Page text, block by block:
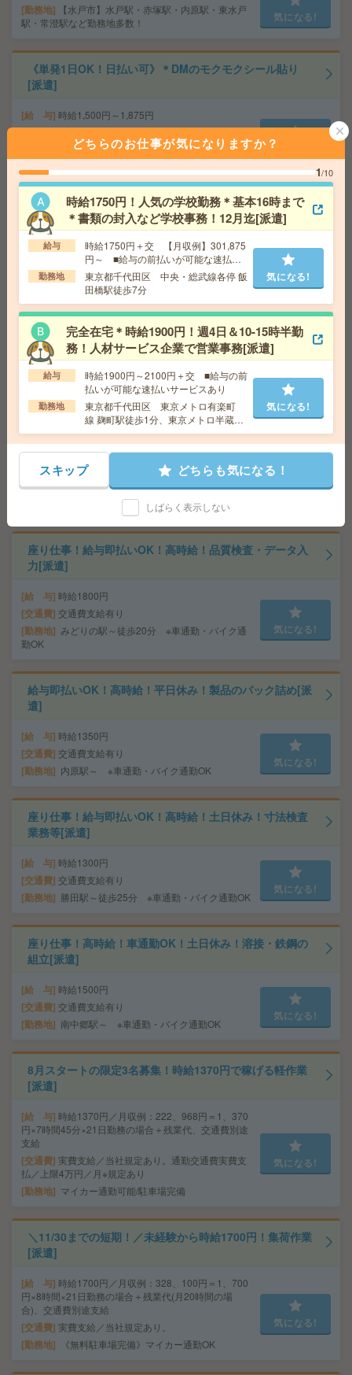
勤務地
【水戸市】水戸駅・赤塚駅・内原駅・東水戸
駅・常澄駅など勤務地多数！
気になる!
《単発1日OK！日払い可》＊DMのモクモクシール貼り
[派遣]
給 与 時給1,500円～1,875円
交通費 ■ 交通費規定内支給 ※派遣先による
【水戸市】水戸駅・赤塚駅・内原駅・東水戸
駅・常澄駅など勤務地多数！
気になる!
給与即払いOK！高時給！土日休み！ピッキング作業[派
遣]
給 与 時給1300円
交通費 交通費支給有り
野木駅～ ※車通勤・バイク通勤OK
気になる!
＼来社不要／単発1日OK＊お菓子の仕分け[派遣]
給 与
勤務地 【宇都宮市】宇都宮駅・東武宇都宮駅・雀宮
駅・南宇都宮駅・岡本(栃木県)駅など勤務地多数！
気になる!
＼来社不要／単発1日OK＊チラシの仕分け[派遣]
給 与 時給1,200円～1,625円
勤務地 【甲府市】甲府駅・南甲府駅・酒折駅・金手
駅・善光寺駅など勤務地多数！
座り仕事！給与即払いOK！高時給！品質検査・データ入
力[派遣]
給 与 時給1800円
交通費 交通費支給有り
勤務地 みどりの駅～徒歩20分 ※車通勤・バイク通
勤OK
気になる!
給与即払いOK！高時給！平日休み！製品のパック詰め[派
遣]
給 与 時給1350円
交通費 交通費支給有り
勤務地 内原駅～ ※車通勤・バイク通勤OK
気になる!
座り仕事！給与即払いOK！高時給！土日休み！寸法検査
業務等[派遣]
給 与 時給1300円
交通費 交通費支給有り
勤務地 勝田駅～徒歩25分 ※車通勤・バイク通勤OK
気になる!
座り仕事！高時給！車通勤OK！土日休み！溶接・鉄鋼の
組立[派遣]
給 与 時給1500円
交通費 交通費支給有り
勤務地 南中郷駅～ ※車通勤・バイク通勤OK
気になる!
8月スタートの限定3名募集！時給1370円で稼げる軽作業
[派遣]
給 与 時給1370円／月収例：222、968円＝1、370
円×7時間45分×21日勤務の場合＋残業代、交通費別途
支給
交通費 実費支給／当社規定あり。通勤交通費実費支
払／上限4万円／月※規定あり
勤務地 マイカー通勤可能/駐車場完備
気になる!
＼11/30までの短期！／未経験から時給1700円！集荷作業
[派遣]
給 与 時給1700円／月収例：328、100円＝1、700
円×8時間×21日勤務の場合＋残業代(月20時間の場
合)、交通費別途支給
交通費 実費支給／当社規定あり。
勤務地 《無料駐車場完備》マイカー通勤OK
気になる!
どちらのお仕事が気になりますか？
1/10
時給1750円！人気の学校勤務＊基本16時まで
＊書類の封入など学校事務！12月迄[派遣]
給与
時給1750円＋交 【月収例】301,875
円～ ■給与の前払いが可能な速払い
サービスあり
勤務地
東京都千代田区 中央・総武線各停 飯
田橋駅徒歩7分
気になる!
完全在宅＊時給1900円！週4日＆10-15時半勤
務！人材サービス企業で営業事務[派遣]
給与
時給1900円～2100円＋交 ■給与の前
払いが可能な速払いサービスあり
勤務地
東京都千代田区 東京メトロ有楽町
線 麹町駅徒歩1分、東京メトロ半蔵門
線 半蔵門駅徒歩5分
気になる!
スキップ どちらも気になる！
しばらく表示しない